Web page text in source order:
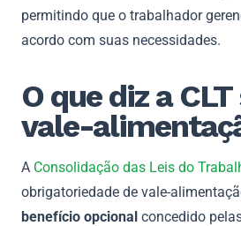
permitindo que o trabalhador
acordo com suas necessidades.
O que diz a
vale-
A Consolidação das Leis do
obrigatoriedade de vale-
benefício opcional concedido